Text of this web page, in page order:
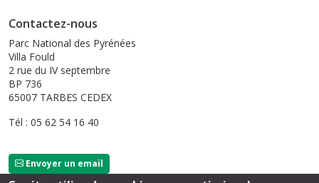
Contactez-nous
Parc National des Pyrénées
Villa Fould
2 rue du IV septembre
BP 736
65007 TARBES CEDEX
Tél : 05 62 54 16 40
Envoyer un email